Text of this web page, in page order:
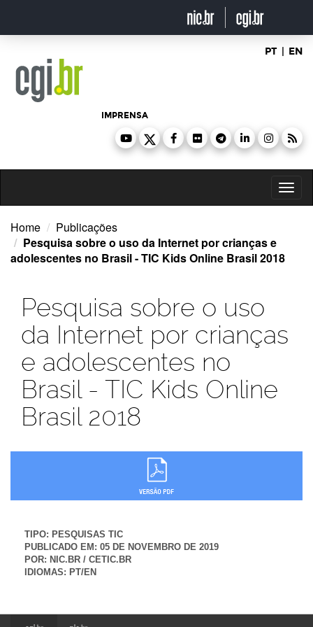
o
PT | EN
IMPRENSA
Home
Publicações
Pesquisa sobre o uso da Internet por crianças e
adolescentes no Brasil - TIC Kids Online Brasil 2018
Pesquisa sobre o uso
da Internet por crianças
e adolescentes no
Brasil - TIC Kids Online
Brasil 2018
TIPO: PESQUISAS TIC
PUBLICADO EM: 05 DE NOVEMBRO DE 2019
POR: NIC.BR / CETIC.BR
IDIOMAS: PT/EN